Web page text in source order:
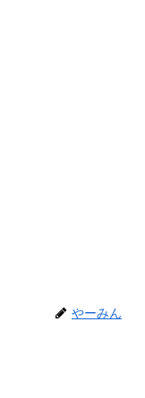
やーみん